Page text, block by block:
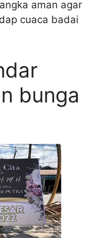
aman agar
cuaca badai
bunga